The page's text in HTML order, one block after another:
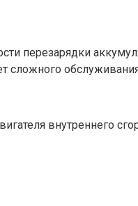
перезарядки
сложного
внутреннего